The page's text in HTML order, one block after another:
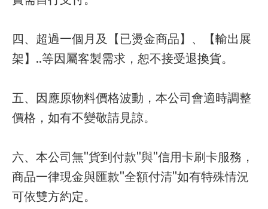
四、超過一個月及【已燙金商品】、【輸出展
架】..等因屬客製需求，恕不接受退換貨。
五、因應原物料價格波動，本公司會適時調整
價格，如有不變敬請見諒。
六、本公司無"貨到付款"與"信用卡刷卡服務，
商品一律現金與匯款"全額付清"如有特殊情況
可依雙方約定。